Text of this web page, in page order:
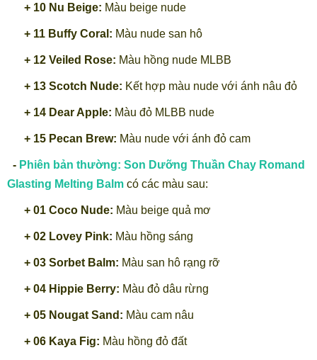
+ 10 Nu Beige: Màu beige nude
+ 11 Buffy Coral: Màu nude san hô
+ 12 Veiled Rose: Màu hồng nude MLBB
+ 13 Scotch Nude: Kết hợp màu nude với ánh nâu đỏ
+ 14 Dear Apple: Màu đỏ MLBB nude
+ 15 Pecan Brew: Màu nude với ánh đỏ cam
- Phiên bản thường: Son Dưỡng Thuần Chay Romand
Glasting Melting Balm có các màu sau:
+ 01 Coco Nude: Màu beige quả mơ
+ 02 Lovey Pink: Màu hồng sáng
+ 03 Sorbet Balm: Màu san hô rạng rỡ
+ 04 Hippie Berry: Màu đỏ dâu rừng
+ 05 Nougat Sand: Màu cam nâu
+ 06 Kaya Fig: Màu hồng đỏ đất